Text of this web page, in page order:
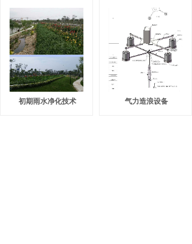
初期雨水净化技术 气力造浪设备